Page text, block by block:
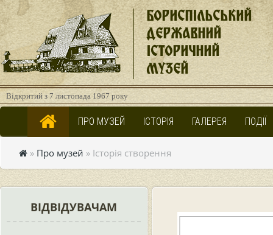
БОРИСПІЛЬСЬКИЙ
ДЕРЖАВНИЙ
ІСТОРИЧНИЙ
МУЗЕЙ
Відкритий з 7 листопада 1967 року
ПРО МУЗЕЙ ІСТОРІЯ ГАЛЕРЕЯ ПОДІЇ
» Про музей » Історія створення
ВІДВІДУВАЧАМ